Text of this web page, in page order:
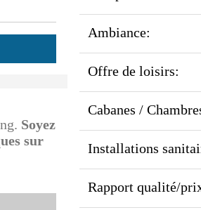
Soyez
sur
Ambiance:
Offre de loisirs:
Cabanes /
Installations
Rapport qualité/